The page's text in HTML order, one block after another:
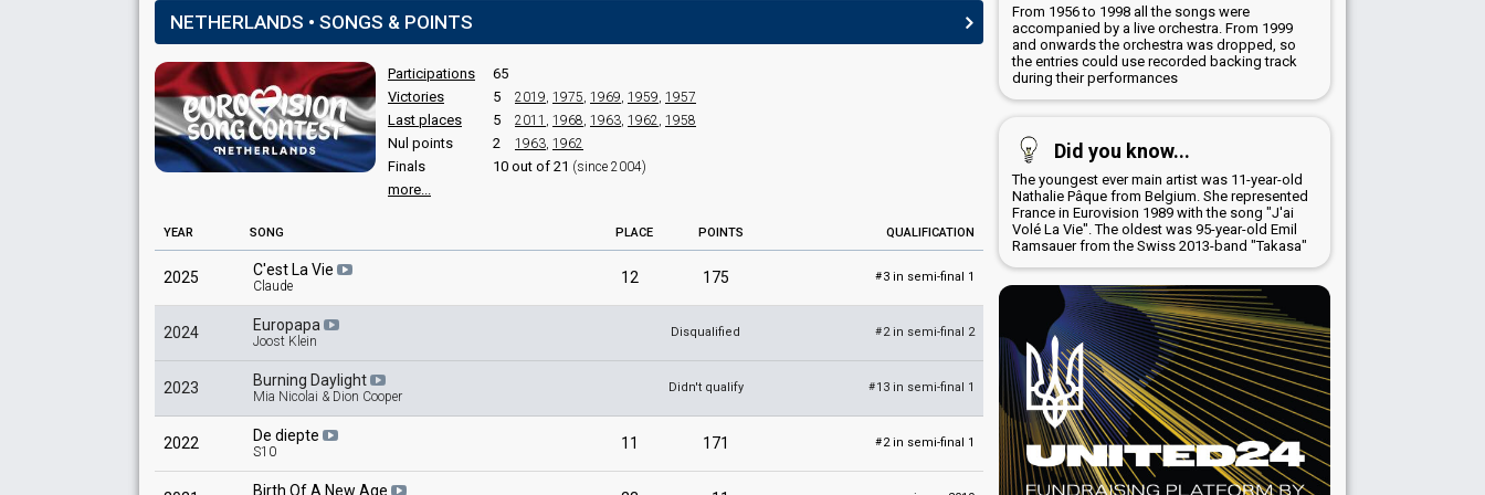
SPOKESPERSON
Ger Lugtenburg
COMMENTATOR
Willem Duys
Netherlands 1979
Netherlands 1978: commentator
Netherlands 1976: commentator
Netherlands 1975
Netherlands 1974: commentator
Netherlands 1968: spokesperson
Belgium 1962 : commentator
NETHERLANDS • SONGS & POINTS
Participations
65
Victories
5 2019, 1975, 1969, 1959, 1957
Last places 5 2011 , 1968, 1963, 1962, 1958
Nul points 2 1963, 1962
Finals 10 out of 21 (since 2004)
more...
YEAR SONG PLACE POINTS QUALIFICATION
2025 C'est La Vie
Claude 12 175 #3 in semi-final 1
2024 Europapa
Joost Klein
Disqualified #2 in semi-final 2
2023 Burning Daylight
Mia Nicolai & Dion Cooper
Didn't qualify #13 in semi-final 1
2022 De diepte
S10 11 171 #2 in semi-final 1
Birth Of A New Age
From 1956 to 1998 all the songs were
accompanied by a live orchestra. From 1999
and onwards the orchestra was dropped, so
the entries could use recorded backing track
during their performances
Did you know...
The youngest ever main artist was 11-year-old
Nathalie Pâque from Belgium. She represented
France in Eurovision 1989 with the song "J'ai
Volé La Vie". The oldest was 95-year-old Emil
Ramsauer from the Swiss 2013-band "Takasa"